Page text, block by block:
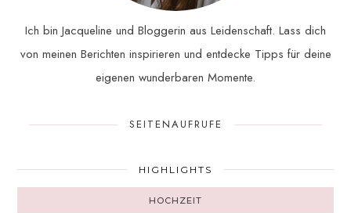
Ich bin Jacqueline und Bloggerin aus Leidenschaft. Lass dich
von meinen Berichten inspirieren und entdecke Tipps für deine
eigenen wunderbaren Momente.
SEITENAUFRUFE
HIGHLIGHTS
HOCHZEIT